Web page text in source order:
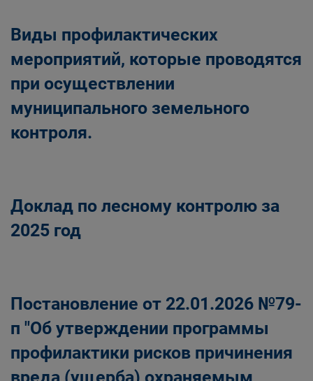
Виды профилактических
мероприятий, которые проводятся
при осуществлении
муниципального земельного
контроля.
Доклад по лесному контролю за
2025 год
Постановление от 22.01.2026 №79-
п "Об утверждении программы
профилактики рисков причинения